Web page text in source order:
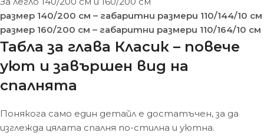
размер 140/200 см – габаритни размери 110/144/10 см
размер 160/200 см – габаритни размери 110/164/10 см
Табла за глава Класик – повече
уют и завършен вид на
спалнята
Понякога само един детайл е достатъчен, за да
изглежда цялата спалня по-стилна и уютна.